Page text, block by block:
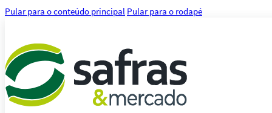
Pular para o conteúdo principal Pular para o rodapé